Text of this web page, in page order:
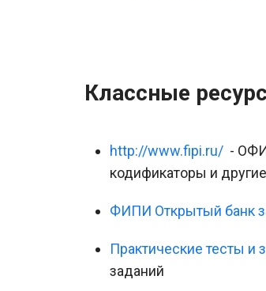
Классные
http://www.fipi.ru/ -
кодификаторы и
ФИПИ Открытый банк
Практические тесты и
заданий